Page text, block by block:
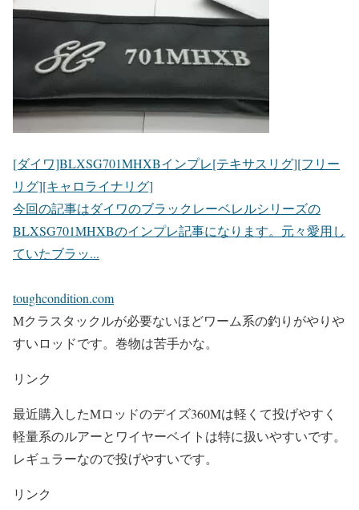
[ダイワ]BLXSG701MHXBインプレ[テキサスリグ][フリー
リグ][キャロライナリグ]
今回の記事はダイワのブラックレーベレルシリーズの
BLXSG701MHXBのインプレ記事になります。元々愛用し
ていたブラッ...
toughcondition.com
Mクラスタックルが必要ないほどワーム系の釣りがやりや
すいロッドです。巻物は苦手かな。
リンク
最近購入したMロッドのデイズ360Mは軽くて投げやすく
軽量系のルアーとワイヤーベイトは特に扱いやすいです。
レギュラーなので投げやすいです。
リンク